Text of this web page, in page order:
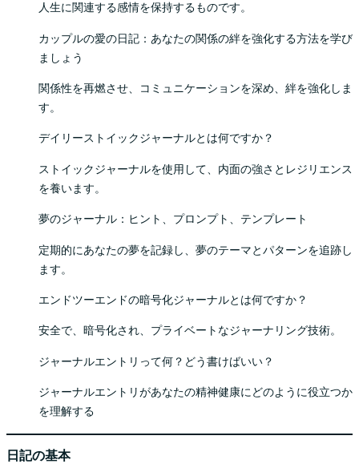
人生に関連する感情を保持するものです。
カップルの愛の日記：あなたの関係の絆を強化する方法を学び
ましょう
関係性を再燃させ、コミュニケーションを深め、絆を強化しま
す。
デイリーストイックジャーナルとは何ですか？
ストイックジャーナルを使用して、内面の強さとレジリエンス
を養います。
夢のジャーナル：ヒント、プロンプト、テンプレート
定期的にあなたの夢を記録し、夢のテーマとパターンを追跡し
ます。
エンドツーエンドの暗号化ジャーナルとは何ですか？
安全で、暗号化され、プライベートなジャーナリング技術。
ジャーナルエントリって何？どう書けばいい？
ジャーナルエントリがあなたの精神健康にどのように役立つか
を理解する
日記の基本